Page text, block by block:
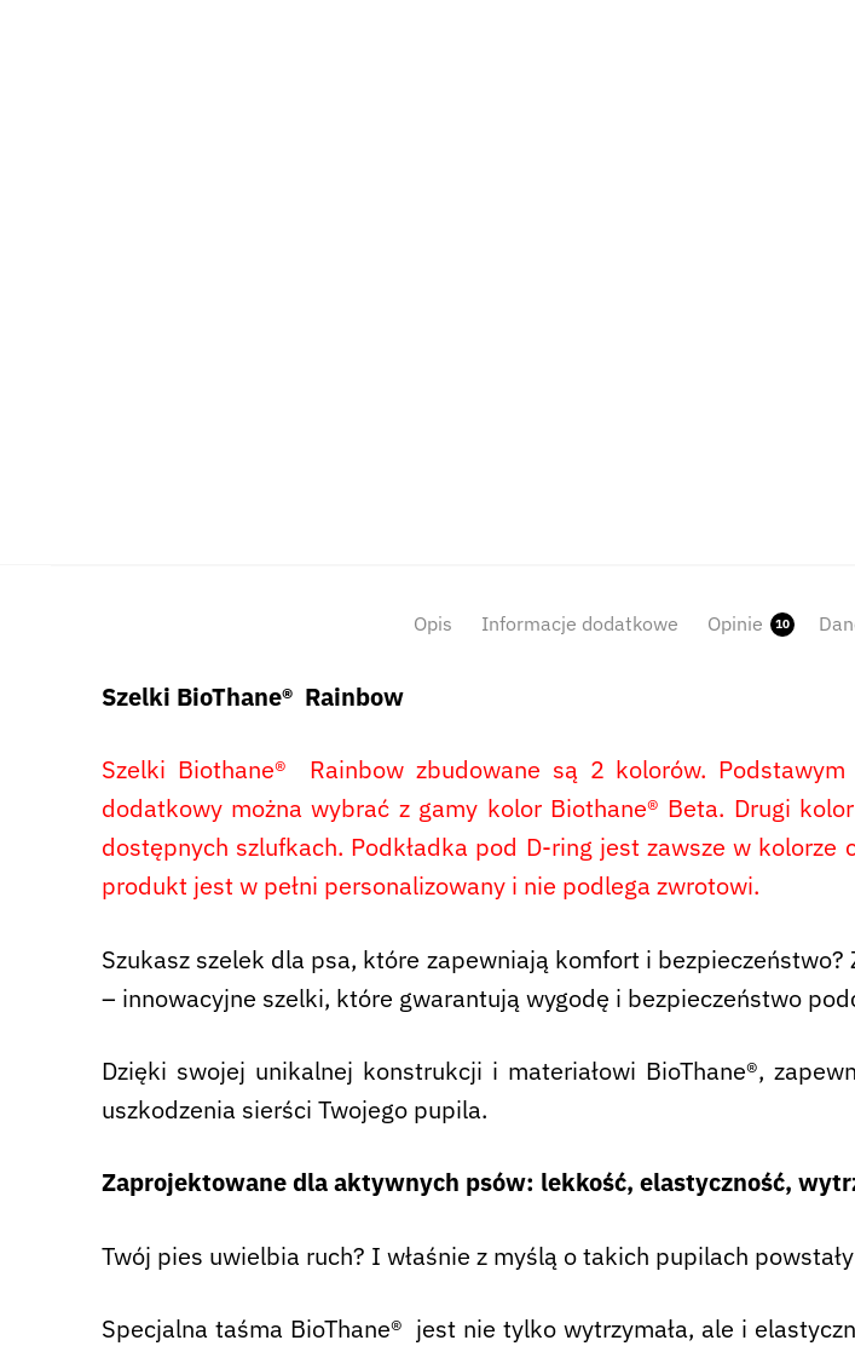
Opis Informacje dodatkowe Opinie 10
Szelki BioThane® Rainbow
Szelki Biothane® Rainbow zbudowane są 2 kolorów.
dodatkowy można wybrać z gamy kolor Biothane® Beta. Drugi
dostępnych szlufkach. Podkładka pod D-ring jest zawsze w
produkt jest w pełni personalizowany i nie podlega zwrotowi.
Szukasz szelek dla psa, które zapewniają komfort i
– innowacyjne szelki, które gwarantują wygodę i bezpieczeństwo
Dzięki swojej unikalnej konstrukcji i materiałowi BioThane®,
uszkodzenia sierści Twojego pupila.
Zaprojektowane dla aktywnych psów: lekkość, elastyczność,
Twój pies uwielbia ruch? I właśnie z myślą o takich pupilach
Specjalna taśma BioThane® jest nie tylko wytrzymała, ale i